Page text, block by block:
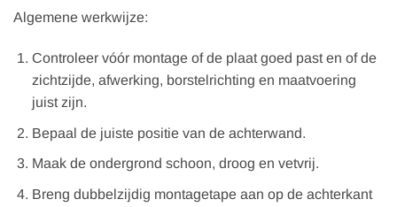
Algemene werkwijze:
Controleer vóór montage of de plaat goed past en of de
zichtzijde, afwerking, borstelrichting en maatvoering
juist zijn.
Bepaal de juiste positie van de achterwand.
Maak de ondergrond schoon, droog en vetvrij.
Breng dubbelzijdig montagetape aan op de achterkant